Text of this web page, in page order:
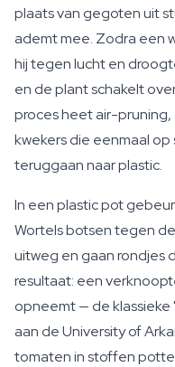
plaats van gegoten uit
ademt mee. Zodra een
hij tegen lucht en
en de plant schakelt
proces heet air-
kwekers die eenmaal
teruggaan naar plastic.
In een plastic pot
Wortels botsen tegen
uitweg en gaan rondjes
resultaat: een
opneemt — de
aan de University of
tomaten in stoffen